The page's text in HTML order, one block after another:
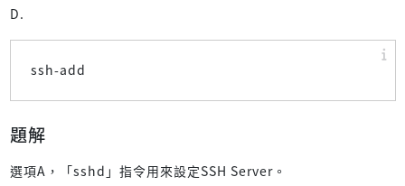
D.
ssh-add
題解
選項A，「sshd」指令用來設定SSH Server。